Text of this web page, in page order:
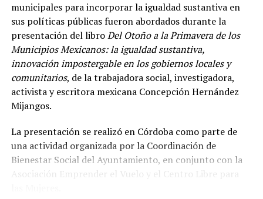
conseguido cinco campeonatos panamericanos
consecutivos por equipos, superando a delegaciones
como Estados Unidos y Brasil, considerado uno de los
países con mayor tradición en las artes marciales
mixtas.
Ante los cuestionamientos sobre el nivel de agresividad
de este deporte, señaló que las competencias cuentan
con la edad y experiencia de los participantes.
Indicó que existen divisiones infantiles, juveniles y para
adultos, con reglas específicas para cada categoría, por
municipales para incorporar la igualdad sustantiva en
sus políticas públicas fueron abordados durante la
presentación del libroDel Otoño a la Primavera de los
Municipios Mexicanos: la igualdad sustantiva,
innovación impostergable en los gobiernos locales y
comunitarios, de la trabajadora social, investigadora,
activista y escritora mexicana Concepción Hernández
Mijangos.
La presentación se realizó en Córdoba como parte de
una actividad organizada por la Coordinación de
Bienestar Social del Ayuntamiento, en conjunto con la
Asociación Emprender el Vuelo y el Centro Libre para